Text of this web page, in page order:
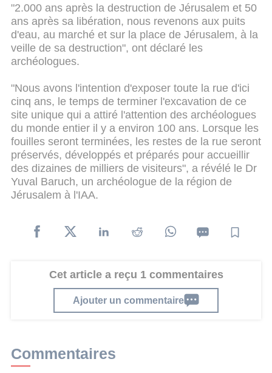
"2.000 ans après la destruction de Jérusalem et 50
ans après sa libération, nous revenons aux puits
d'eau, au marché et sur la place de Jérusalem, à la
veille de sa destruction", ont déclaré les
archéologues.
"Nous avons l'intention d'exposer toute la rue d'ici
cinq ans, le temps de terminer l'excavation de ce
site unique qui a attiré l'attention des archéologues
du monde entier il y a environ 100 ans. Lorsque les
fouilles seront terminées, les restes de la rue seront
préservés, développés et préparés pour accueillir
des dizaines de milliers de visiteurs", a révélé le Dr
Yuval Baruch, un archéologue de la région de
Jérusalem à l'IAA.
Cet article a reçu 1 commentaires
Ajouter un commentaire
Commentaires